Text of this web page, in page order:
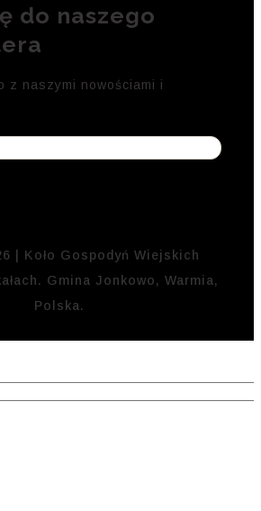
do naszego
z naszymi nowościami i
| Koło Gospodyń Wiejskich
Gmina Jonkowo, Warmia,
Polska.